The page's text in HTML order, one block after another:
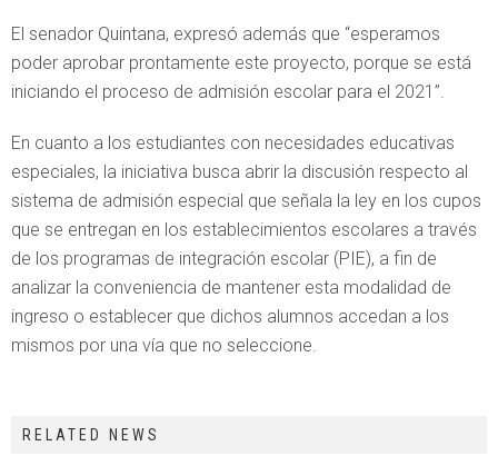
El senador Quintana, expresó además que “esperamos
poder aprobar prontamente este proyecto, porque se está
iniciando el proceso de admisión escolar para el 2021”.
En cuanto a los estudiantes con necesidades educativas
especiales, la iniciativa busca abrir la discusión respecto al
sistema de admisión especial que señala la ley en los cupos
que se entregan en los establecimientos escolares a través
de los programas de integración escolar (PIE), a fin de
analizar la conveniencia de mantener esta modalidad de
ingreso o establecer que dichos alumnos accedan a los
mismos por una vía que no seleccione.
RELATED NEWS